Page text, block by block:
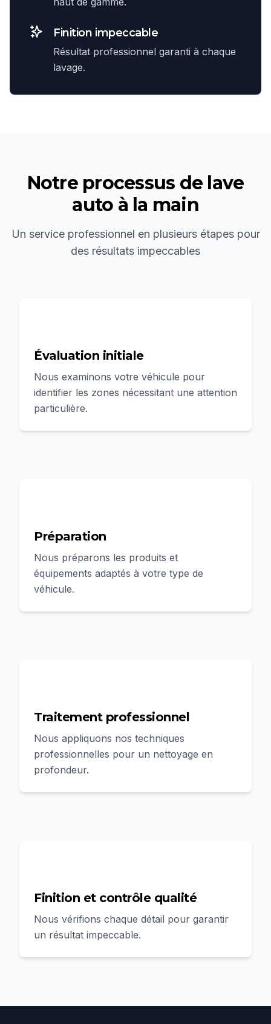
Finition impeccable
Résultat professionnel garanti à chaque
lavage.
Notre processus de lave
auto à la main
Un service professionnel en plusieurs étapes pour
des résultats impeccables
Évaluation initiale
Nous examinons votre véhicule pour
identifier les zones nécessitant une attention
particulière.
Préparation
Nous préparons les produits et
équipements adaptés à votre type de
véhicule.
Traitement professionnel
Nous appliquons nos techniques
professionnelles pour un nettoyage en
profondeur.
Finition et contrôle qualité
Nous vérifions chaque détail pour garantir
un résultat impeccable.